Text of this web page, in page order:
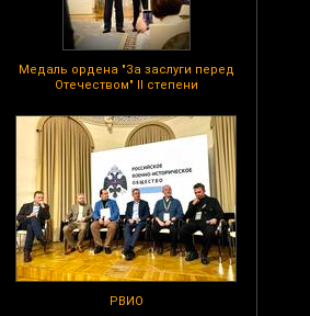
Медаль ордена "За заслуги перед
Отечеством" II степени
РВИО